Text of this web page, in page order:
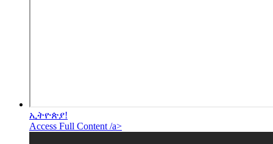
ኢትዮጵያ!
Access Full Content /a>